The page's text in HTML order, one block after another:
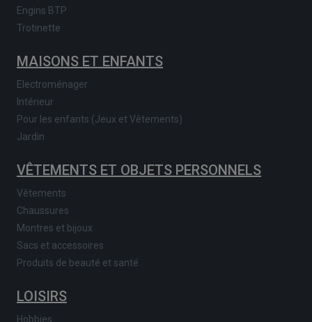
Engins BTP
Trotinette
MAISONS ET ENFANTS
Electroménager
Intérieur
Pour les enfants (Jeux et Vêtements)
Jardin
VÊTEMENTS ET OBJETS PERSONNELS
Vêtements
Chaussures
Montres et bijoux
Sacs et accessoires
Produits de beauté et santé
LOISIRS
Hobbies